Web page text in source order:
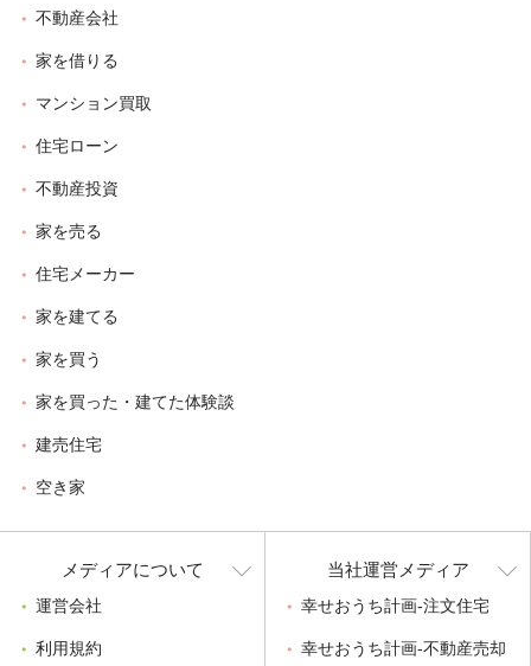
不動産会社
家を借りる
マンション買取
住宅ローン
不動産投資
家を売る
住宅メーカー
家を建てる
家を買う
家を買った・建てた体験談
建売住宅
空き家
メディアについて
運営会社
利用規約
当社運営メディア
幸せおうち計画-注文住宅
幸せおうち計画-不動産売却